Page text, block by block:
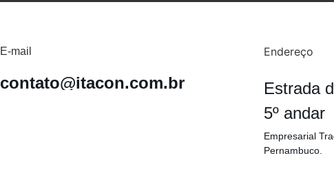
E-mail
contato@itacon.com.br
Endereço
Estrada
5º andar
Empresarial
Pernambuco.